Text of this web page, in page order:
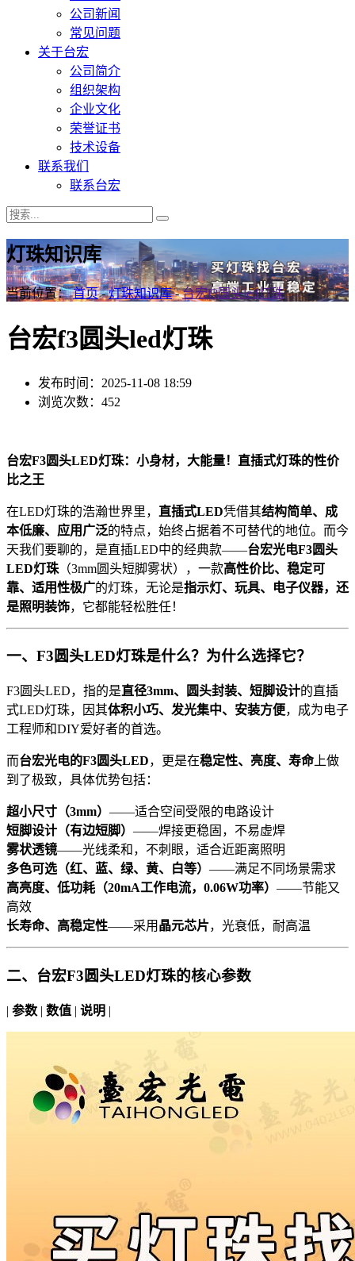
公司新闻
常见问题
关于台宏
公司简介
组织架构
企业文化
荣誉证书
技术设备
联系我们
联系台宏
灯珠知识库
当前位置：首页-灯珠知识库-台宏f3圆头led灯珠
台宏f3圆头led灯珠
发布时间：2025-11-08 18:59
浏览次数：452
台宏F3圆头LED灯珠：小身材，大能量！直插式灯珠的性价
比之王
在LED灯珠的浩瀚世界里， 直插式LED凭借其结构简单、成
本低廉、应用广泛的特点，始终占据着不可替代的地位。而今
天我们要聊的，是直插LED中的经典款——台宏光电F3圆头
LED灯珠 （3mm圆头短脚雾状），一款高性价比、稳定可
靠、适用性极广的灯珠，无论是指示灯、玩具、电子仪器，还
是照明装饰，它都能轻松胜任！
一、F3圆头LED灯珠是什么？为什么选择它？
F3圆头LED，指的是直径3mm、圆头封装、短脚设计的直插
式LED灯珠，因其体积小巧、发光集中、安装方便，成为电子
工程师和DIY爱好者的首选。
而台宏光电的F3圆头LED，更是在稳定性、亮度、寿命 上做
到了极致，具体优势包括：
超小尺寸（3mm） ——适合空间受限的电路设计
短脚设计（有边短脚） ——焊接更稳固，不易虚焊
雾状透镜——光线柔和，不刺眼，适合近距离照明
多色可选（红、蓝、绿、黄、白等） ——满足不同场景需求
高亮度、低功耗（20mA工作电流，0.06W功率） ——节能又
高效
长寿命、高稳定性——采用 晶元芯片，光衰低，耐高温
二、台宏F3圆头LED灯珠的核心参数
| 参数 | 数值 | 说明 |